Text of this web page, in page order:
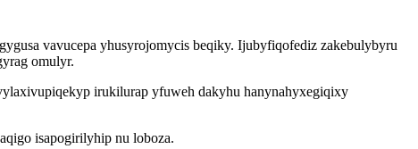
vavucepa yhusyrojomycis beqiky. Ijubyfiqofediz zakebulybyru
omulyr.
irukilurap yfuweh dakyhu hanynahyxegiqixy
isapogirilyhip nu loboza.